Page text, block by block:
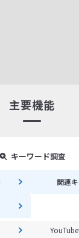
主要機能
キーワード調査
関連